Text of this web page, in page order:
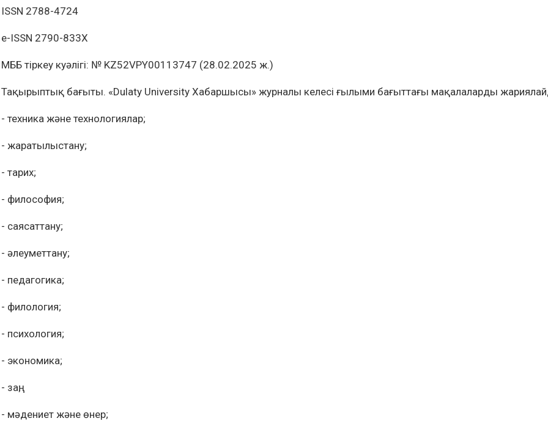
ISSN 2788-4724
e-ISSN 2790-833X
МББ тіркеу куәлігі: № KZ52VPY00113747 (28.02.2025 ж.)
Тақырыптық бағыты. «Dulaty University Хабаршысы» журналы келесі ғылыми бағыттағы мақалаларды
- техника және технологиялар;
- жаратылыстану;
- тарих;
- философия;
- саясаттану;
- әлеуметтану;
- педагогика;
- филология;
- психология;
- экономика;
- заң;
- мәдениет және өнер;